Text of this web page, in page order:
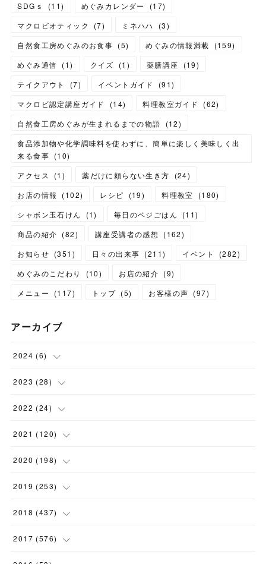
SDGｓ
(11) めぐみカレンダー (17)
マクロビオティック
(7) ミネハハ (3)
自然食工房めぐみのお食事 (5) めぐみの情報満載 (159)
めぐみ通信
(1) クイズ (1 ) 薬膳講座 (19)
テイクアウト
(7) イベントガイド (91)
マクロビ認定講座ガイド
(14) 料理教室ガイド (62)
自然食工房めぐみが生まれるまでの物語
(12)
食品添加物や化学調味料を使わずに、簡単に楽しく美味しく出
来る食事 (10)
アクセス
(1 ) 薬だけに頼らない生き方 (24)
お店の情報
(102) レシピ (19) 料理教室 (180)
シャボン玉石けん
(1) 毎日のベジごはん (11)
商品の紹介 (82) 講座受講者の感想 (162)
お知らせ (351 ) 日々の出来事 (211) イベント (282)
めぐみのこだわり
(10) お店の紹介 (9)
メニュー
(117) トップ (5) お客様の声 (97)
アーカイブ
2024 (6)
(1)
(1 )
(1)
( 1 )
2023 (28)
(2)
(1)
(1)
(2 )
2022 (24)
(5)
(2)
(2)
( 1 )
2021 (120)
(12)
(3)
(1)
(9)
2020 (198)
(12)
(11)
(12)
(22
2019 (253)
(14)
(27)
(22
2018 (437)
(23)
2017 (576)